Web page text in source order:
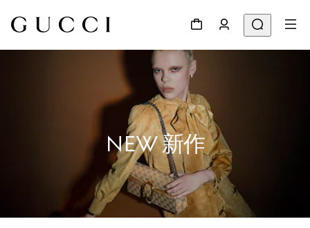
NEW 新作